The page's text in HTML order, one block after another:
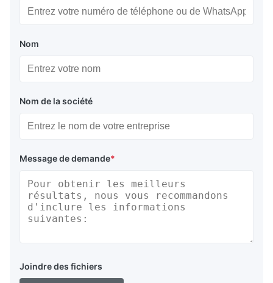
Nom
Nom de la société
Message de demande*
Joindre des fichiers